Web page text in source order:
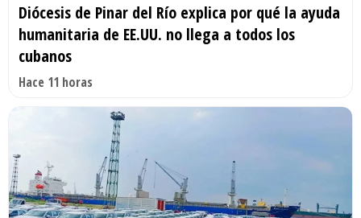
Diócesis de Pinar del Río explica por qué la ayuda
humanitaria de EE.UU. no llega a todos los
cubanos
Hace 11 horas